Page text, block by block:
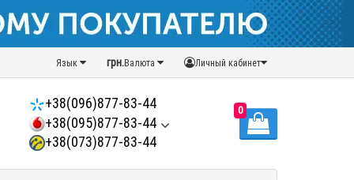
Личный кабинет
грн.Валюта
Язык
+38(096)877-83-44
+38(095)877-83-44
+38(073)877-83-44
0